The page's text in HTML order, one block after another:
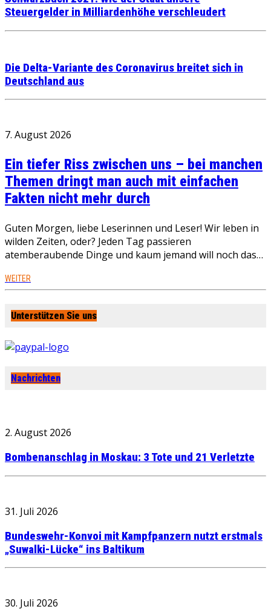
Steuergelder in Milliardenhöhe verschleudert
Die Delta-Variante des Coronavirus breitet sich in
Deutschland aus
7. August 2026
Ein tiefer Riss zwischen uns – bei manchen
Themen dringt man auch mit einfachen
Fakten nicht mehr durch
Guten Morgen, liebe Leserinnen und Leser! Wir leben in
wilden Zeiten, oder? Jeden Tag passieren
atemberaubende Dinge und kaum jemand will noch das…
WEITER
Unterstützen Sie uns
Nachrichten
2. August 2026
Bombenanschlag in Moskau: 3 Tote und 21 Verletzte
31. Juli 2026
Bundeswehr-Konvoi mit Kampfpanzern nutzt erstmals
„Suwalki-Lücke“ ins Baltikum
30. Juli 2026